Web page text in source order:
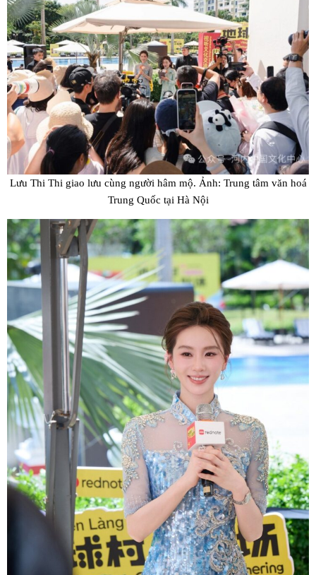
Lưu Thi Thi giao lưu cùng người hâm mộ. Ảnh: Trung tâm văn hoá
Trung Quốc tại Hà Nội